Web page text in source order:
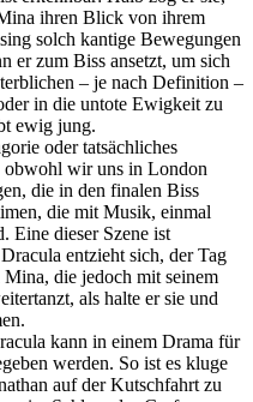
ihren Blick von ihrem
solch kantige Bewegungen
er zum Biss ansetzt, um sich
– je nach Definition –
in die untote Ewigkeit zu
ewig jung.
oder tatsächliches
obwohl wir uns in London
die in den finalen Biss
die mit Musik, einmal
Eine dieser Szene ist
entzieht sich, der Tag
die jedoch mit seinem
als halte er sie und
kann in einem Drama für
werden. So ist es kluge
auf der Kutschfahrt zu